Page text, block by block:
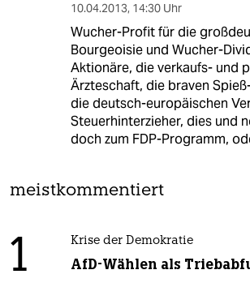
10.04.2013, 14:30 Uhr
Wucher-Profit für die
Bourgeoisie und Wucher-
Aktionäre, die verkaufs- und
Ärzteschaft, die braven
die deutsch-europäischen
Steuerhinterzieher, dies und
doch zum FDP-Programm,
meistkommentiert
1 Krise der Demokratie
AfD-Wählen als